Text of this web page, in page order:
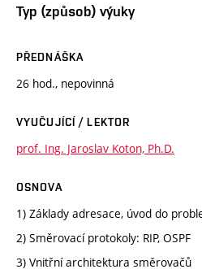
Typ (způsob) výuky
PŘEDNÁŠKA
26 hod., nepovinná
VYUČUJÍCÍ / LEKTOR
prof. Ing. Jaroslav Koton, Ph.D.
OSNOVA
1) Základy adresace, úvod do
2) Směrovací protokoly: RIP, OSPF
3) Vnitřní architektura směrovačů